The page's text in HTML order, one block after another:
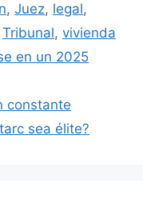
,Juez, legal,
Tribunal, vivienda
en un 2025
constante
sea élite?